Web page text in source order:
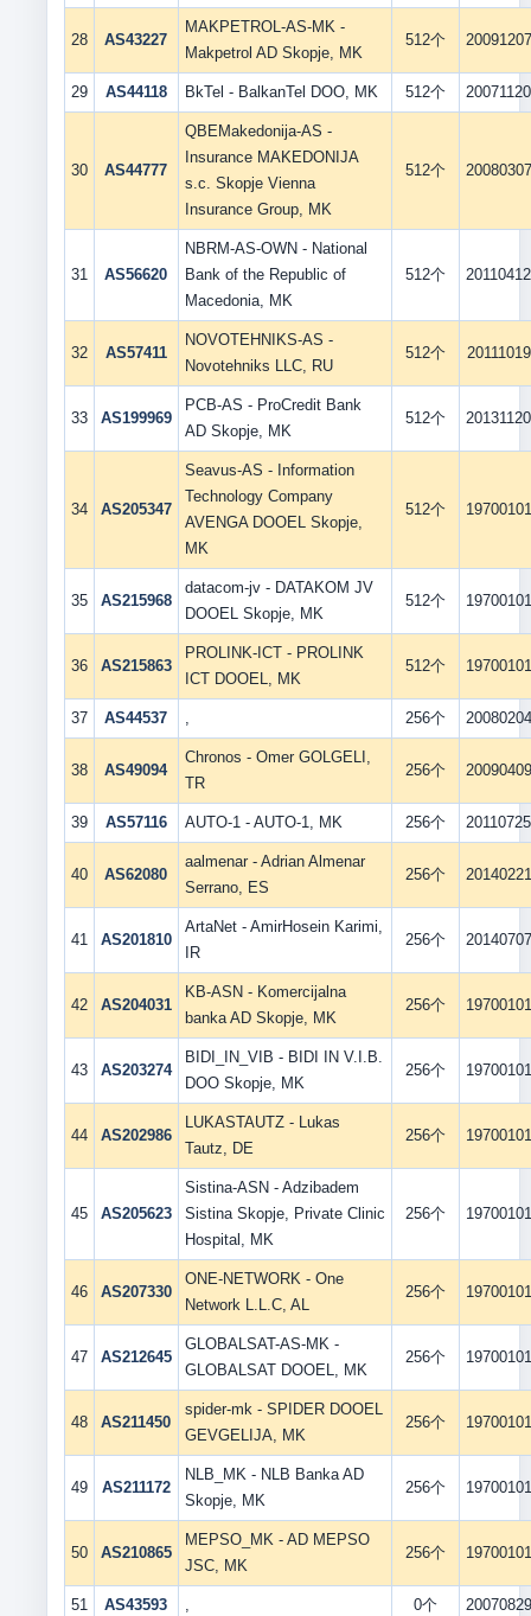
28 AS43227
MAKPETROL-AS-MK -
Makpetrol AD Skopje, MK
512个 20091207
29 AS44118 BkTel - BalkanTel DOO, MK 512个 20071120
30 AS44777
QBEMakedonija-AS -
Insurance MAKEDONIJA
s.c. Skopje Vienna
Insurance Group, MK
512个 20080307
31 AS56620
NBRM-AS-OWN - National
Bank of the Republic of
Macedonia, MK
512个 20110412
32 AS57411
NOVOTEHNIKS-AS -
Novotehniks LLC, RU
512个 20111019
33 AS199969
PCB-AS - ProCredit Bank
AD Skopje, MK
512个 20131120
34 AS205347
Seavus-AS - Information
Technology Company
AVENGA DOOEL Skopje,
MK
512个 19700101
35 AS215968
datacom-jv - DATAKOM JV
DOOEL Skopje, MK
512个 19700101
36 AS215863
PROLINK-ICT - PROLINK
ICT DOOEL, MK
512个 19700101
37 AS44537 , 256个 20080204
38 AS49094
Chronos - Omer GOLGELI,
TR
256个 20090409
39 AS57116 AUTO-1 - AUTO-1, MK 256个 20110725
40 AS62080
aalmenar - Adrian Almenar
Serrano, ES
256个 20140221
41 AS201810
ArtaNet - AmirHosein Karimi,
IR
256个 20140707
42 AS204031
KB-ASN - Komercijalna
banka AD Skopje, MK
256个 19700101
43 AS203274
BIDI_IN_VIB - BIDI IN V.I.B.
DOO Skopje, MK
256个 19700101
44 AS202986
LUKASTAUTZ - Lukas
Tautz, DE
256个 19700101
45 AS205623
Sistina-ASN - Adzibadem
Sistina Skopje, Private Clinic
Hospital, MK
256个 19700101
46 AS207330
ONE-NETWORK - One
Network L.L.C, AL
256个 19700101
47 AS212645
GLOBALSAT-AS-MK -
GLOBALSAT DOOEL, MK
256个 19700101
48 AS211450
spider-mk - SPIDER DOOEL
GEVGELIJA, MK
256个 19700101
49 AS211172
NLB_MK - NLB Banka AD
Skopje, MK
256个 19700101
50 AS210865
MEPSO_MK - AD MEPSO
JSC, MK
256个 19700101
51 AS43593 , 0个 20070829